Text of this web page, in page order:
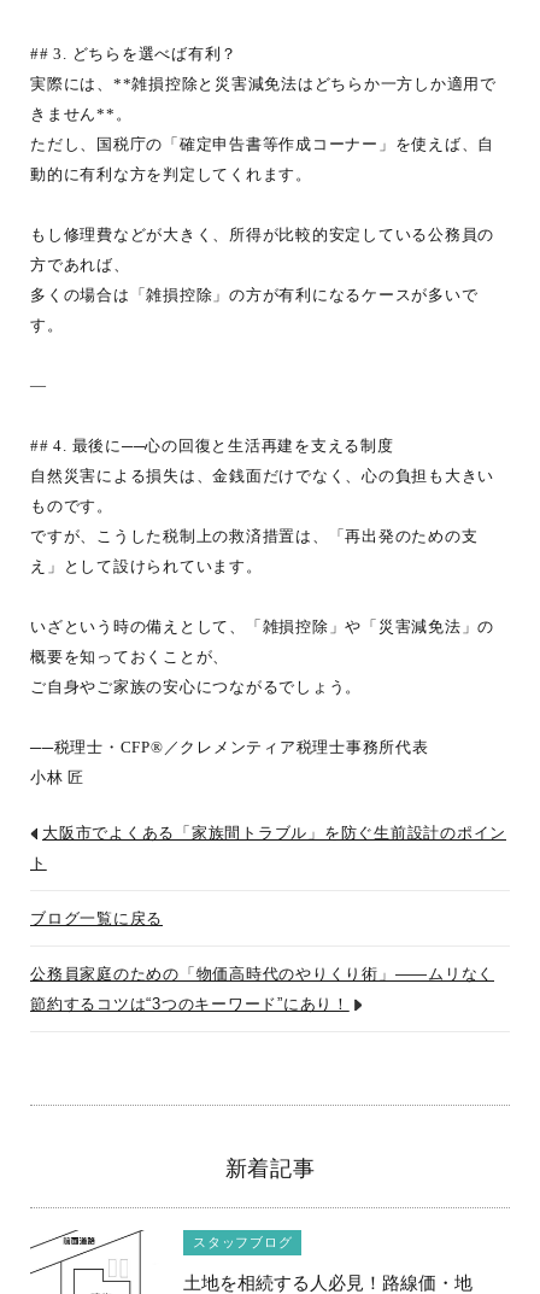
## 3. どちらを選べば有利？
実際には、**雑損控除と災害減免法はどちらか一方しか適用で
きません**。
ただし、国税庁の「確定申告書等作成コーナー」を使えば、自
動的に有利な方を判定してくれます。
もし修理費などが大きく、所得が比較的安定している公務員の
方であれば、
多くの場合は「雑損控除」の方が有利になるケースが多いで
す。
—
## 4. 最後に──心の回復と生活再建を支える制度
自然災害による損失は、金銭面だけでなく、心の負担も大きい
ものです。
ですが、こうした税制上の救済措置は、「再出発のための支
え」として設けられています。
いざという時の備えとして、「雑損控除」や「災害減免法」の
概要を知っておくことが、
ご自身やご家族の安心につながるでしょう。
──税理士・CFP®／クレメンティア税理士事務所代表
小林 匠
大阪市でよくある「家族間トラブル」を防ぐ生前設計のポイン
ト
ブログ一覧に戻る
公務員家庭のための「物価高時代のやりくり術」――ムリなく
節約するコツは“3つのキーワード”にあり！
新着記事
スタッフブログ
土地を相続する人必見！路線価・地